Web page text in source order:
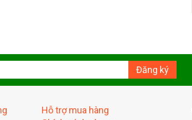
Đăng ký
Hỗ trợ mua hàng